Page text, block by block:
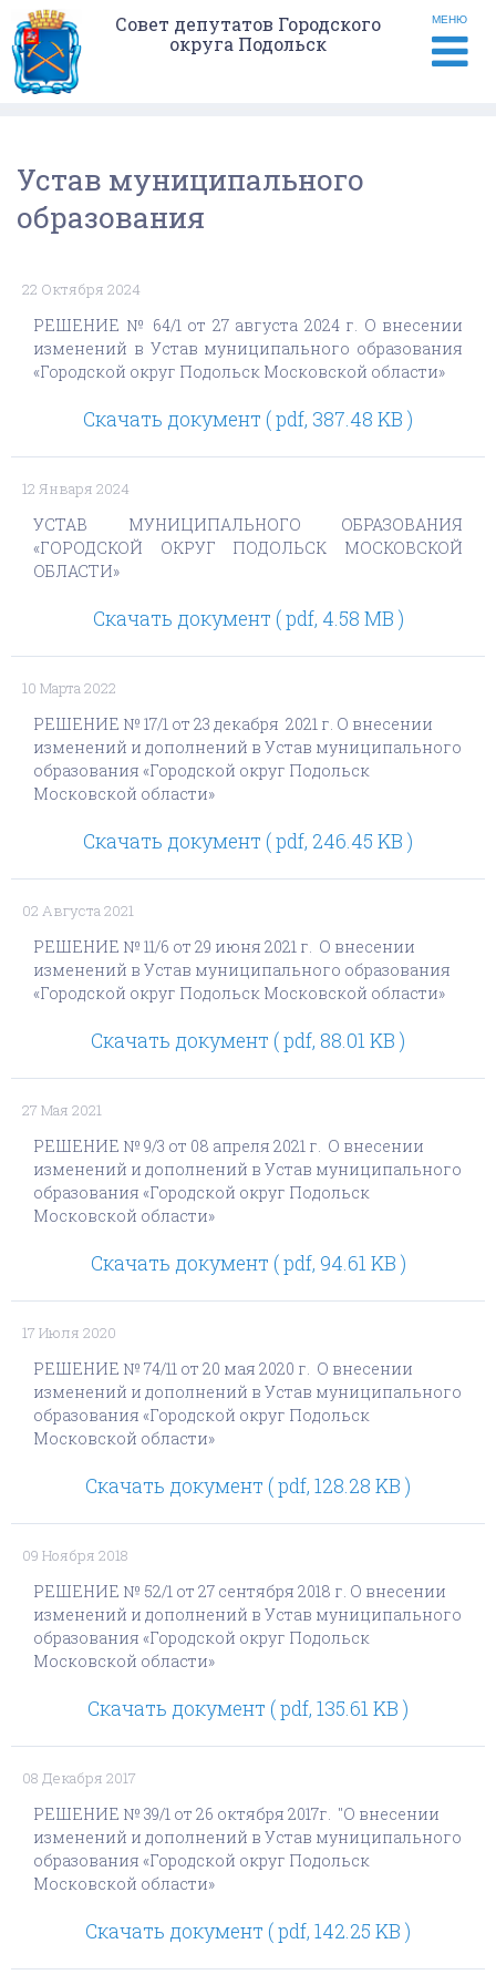
Совет депутатов Городского
округа Подольск
МЕНЮ
Устав муниципального
образования
22 Октября 2024
РЕШЕНИЕ № 64/1 от 27 августа 2024 г. О внесении
изменений в Устав муниципального образования
«Городской округ Подольск Московской области»
Скачать документ ( pdf, 387.48 KB )
12 Января 2024
УСТАВ МУНИЦИПАЛЬНОГО ОБРАЗОВАНИЯ
«ГОРОДСКОЙ ОКРУГ ПОДОЛЬСК МОСКОВСКОЙ
ОБЛАСТИ»
Скачать документ ( pdf, 4.58 MB )
10 Марта 2022
РЕШЕНИЕ № 17/1 от 23 декабря 2021 г. О внесении
изменений и дополнений в Устав муниципального
образования «Городской округ Подольск
Московской области»
Скачать документ ( pdf, 246.45 KB )
02 Августа 2021
РЕШЕНИЕ № 11/6 от 29 июня 2021 г. О внесении
изменений в Устав муниципального образования
«Городской округ Подольск Московской области»
Скачать документ ( pdf, 88.01 KB )
27 Мая 2021
РЕШЕНИЕ № 9/3 от 08 апреля 2021 г. О внесении
изменений и дополнений в Устав муниципального
образования «Городской округ Подольск
Московской области»
Скачать документ ( pdf, 94.61 KB )
17 Июля 2020
РЕШЕНИЕ № 74/11 от 20 мая 2020 г. О внесении
изменений и дополнений в Устав муниципального
образования «Городской округ Подольск
Московской области»
Скачать документ ( pdf, 128.28 KB )
09 Ноября 2018
РЕШЕНИЕ № 52/1 от 27 сентября 2018 г. О внесении
изменений и дополнений в Устав муниципального
образования «Городской округ Подольск
Московской области»
Скачать документ ( pdf, 135.61 KB )
08 Декабря 2017
РЕШЕНИЕ № 39/1 от 26 октября 2017г. "О внесении
изменений и дополнений в Устав муниципального
образования «Городской округ Подольск
Московской области»
Скачать документ ( pdf, 142.25 KB )